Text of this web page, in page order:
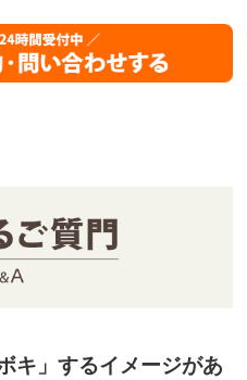
キ」するイメージがあ